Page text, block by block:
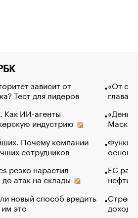
зависит от
Тест для лидеров
Как ИИ-агенты
индустрию
Почему компании
сотрудников
резко нарастил
атак на склады
новый способ вредить
это
«От
глава
Маск в
основ
ЕС
нефти